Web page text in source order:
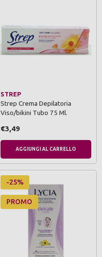
STREP
Strep Crema Depilatoria
Viso/bikini Tubo 75 Ml.
€3,49
AGGIUNGI AL CARRELLO
-25%
PROMO